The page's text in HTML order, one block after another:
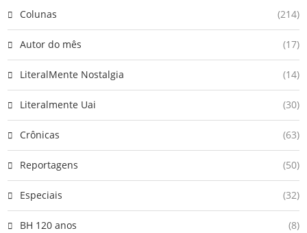
Colunas (214)
Autor do mês (17)
LiteralMente Nostalgia (14)
Literalmente Uai (30)
Crônicas (63)
Reportagens (50)
Especiais (32)
BH 120 anos (8)